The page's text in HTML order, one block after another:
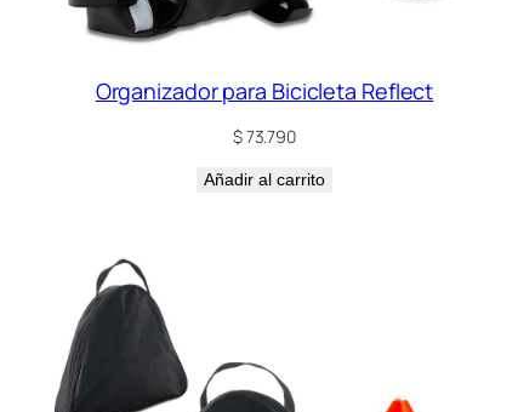
Organizador para Bicicleta Reflect
$73.790
Añadir al carrito